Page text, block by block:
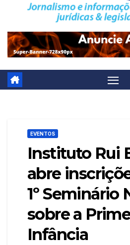
EVENTOS
Instituto Rui
abre
1º Seminário
sobre a
Infância